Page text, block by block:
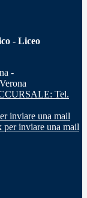
- Liceo
-
Tel.
inviare una mail
per inviare una mail